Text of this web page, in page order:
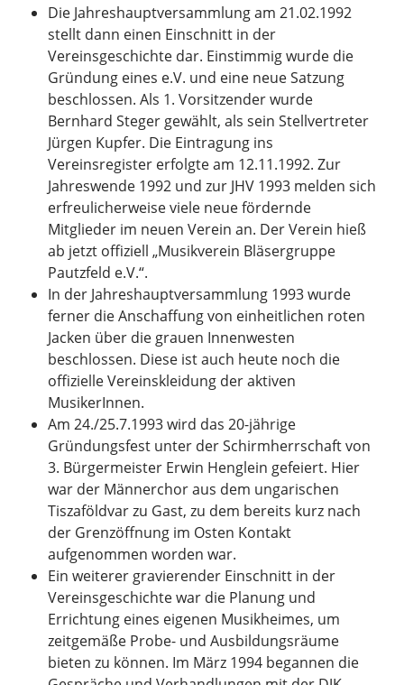
Die Jahreshauptversammlung am 21.02.1992
stellt dann einen Einschnitt in der
Vereinsgeschichte dar. Einstimmig wurde die
Gründung eines e.V. und eine neue Satzung
beschlossen. Als 1. Vorsitzender wurde
Bernhard Steger gewählt, als sein Stellvertreter
Jürgen Kupfer. Die Eintragung ins
Vereinsregister erfolgte am 12.11.1992. Zur
Jahreswende 1992 und zur JHV 1993 melden sich
erfreulicherweise viele neue fördernde
Mitglieder im neuen Verein an. Der Verein hieß
ab jetzt offiziell „Musikverein Bläsergruppe
Pautzfeld e.V.“.
In der Jahreshauptversammlung 1993 wurde
ferner die Anschaffung von einheitlichen roten
Jacken über die grauen Innenwesten
beschlossen. Diese ist auch heute noch die
offizielle Vereinskleidung der aktiven
MusikerInnen.
Am 24./25.7.1993 wird das 20-jährige
Gründungsfest unter der Schirmherrschaft von
3. Bürgermeister Erwin Henglein gefeiert. Hier
war der Männerchor aus dem ungarischen
Tiszaföldvar zu Gast, zu dem bereits kurz nach
der Grenzöffnung im Osten Kontakt
aufgenommen worden war.
Ein weiterer gravierender Einschnitt in der
Vereinsgeschichte war die Planung und
Errichtung eines eigenen Musikheimes, um
zeitgemäße Probe- und Ausbildungsräume
bieten zu können. Im März 1994 begannen die